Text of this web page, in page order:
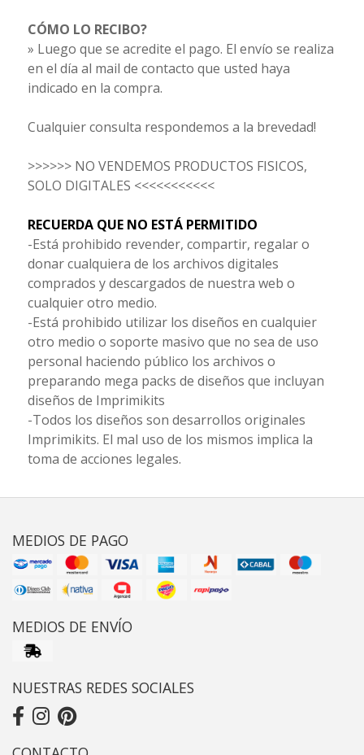
CÓMO LO RECIBO?
» Luego que se acredite el pago. El envío se realiza
en el día al mail de contacto que usted haya
indicado en la compra.
Cualquier consulta respondemos a la brevedad!
>>>>>> NO VENDEMOS PRODUCTOS FISICOS,
SOLO DIGITALES <<<<<<<<<<<
RECUERDA QUE NO ESTÁ PERMITIDO
-Está prohibido revender, compartir, regalar o
donar cualquiera de los archivos digitales
comprados y descargados de nuestra web o
cualquier otro medio.
-Está prohibido utilizar los diseños en cualquier
otro medio o soporte masivo que no sea de uso
personal haciendo público los archivos o
preparando mega packs de diseños que incluyan
diseños de Imprimikits
-Todos los diseños son desarrollos originales
Imprimikits. El mal uso de los mismos implica la
toma de acciones legales.
MEDIOS DE PAGO
MEDIOS DE ENVÍO
NUESTRAS REDES SOCIALES